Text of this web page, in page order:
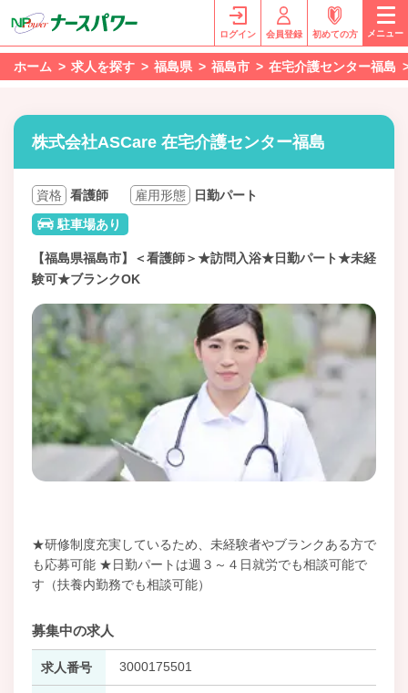
ログイン 会員登録 初めての方 メニュー
ホーム 求人を探す 福島県 福島市 在宅介護センター福島
株式会社ASCare 在宅介護センター福島
資格 看護師 雇用形態
日勤パート
駐車場あり
【福島県福島市】＜看護師＞★訪問入浴★日勤パート★未経
験可★ブランクOK
★研修制度充実しているため、未経験者やブランクある方で
も応募可能 ★日勤パートは週３～４日就労でも相談可能で
す（扶養内勤務でも相談可能）
募集中の求人
求人番号 3000175501